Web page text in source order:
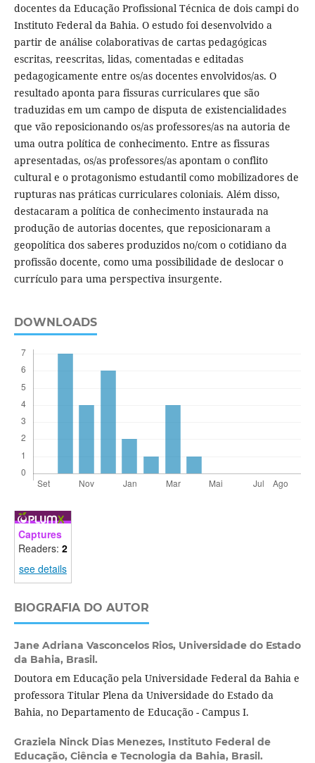
docentes da Educação Profissional Técnica de dois campi do
Instituto Federal da Bahia. O estudo foi desenvolvido a
partir de análise colaborativas de cartas pedagógicas
escritas, reescritas, lidas, comentadas e editadas
pedagogicamente entre os/as docentes envolvidos/as. O
resultado aponta para fissuras curriculares que são
traduzidas em um campo de disputa de existencialidades
que vão reposicionando os/as professores/as na autoria de
uma outra política de conhecimento. Entre as fissuras
apresentadas, os/as professores/as apontam o conflito
cultural e o protagonismo estudantil como mobilizadores de
rupturas nas práticas curriculares coloniais. Além disso,
destacaram a política de conhecimento instaurada na
produção de autorias docentes, que reposicionaram a
geopolítica dos saberes produzidos no/com o cotidiano da
profissão docente, como uma possibilidade de deslocar o
currículo para uma perspectiva insurgente.
DOWNLOADS
Captures
Readers: 2
see details
BIOGRAFIA DO AUTOR
Jane Adriana Vasconcelos Rios, Universidade do Estado
da Bahia, Brasil.
Doutora em Educação pela Universidade Federal da Bahia e
professora Titular Plena da Universidade do Estado da
Bahia, no Departamento de Educação - Campus I.
Graziela Ninck Dias Menezes, Instituto Federal de
Educação, Ciência e Tecnologia da Bahia, Brasil.